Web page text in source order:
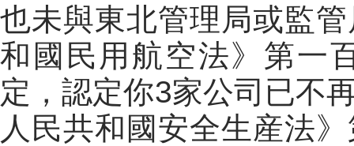
也未與東北管理局或監
和國民用航空法》第一
定，認定你3家公司已不
人民共和國安全生産法